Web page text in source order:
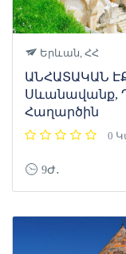
Երևան, ՀՀ
ԱՆՀԱՏԱԿԱՆ
Սևանավանք,
Հաղարծին
0
9Ժ․